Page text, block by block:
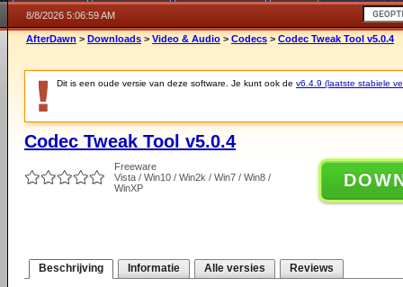
8/8/2026 5:06:59 AM
AfterDawn > Downloads > Video & Audio > Codecs > Codec Tweak Tool v5.0.4
Dit is een oude versie van deze software. Je kunt ook de v6.4.9 (laatste stabiele
Codec Tweak Tool v5.0.4
Freeware
Vista / Win10 / Win2k / Win7 / Win8 /
WinXP
Beschrijving Informatie Alle versies Reviews